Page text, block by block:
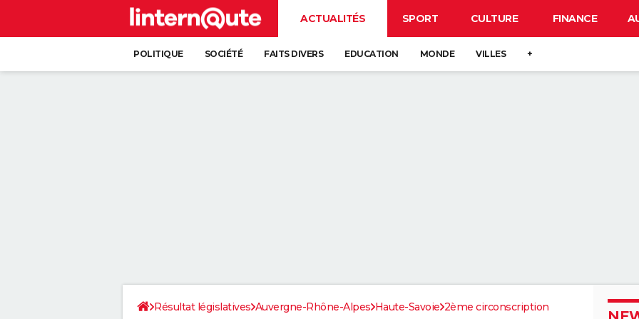
ACTUALITÉS SPORT CULTURE FINANCE
POLITIQUE SOCIÉTÉ FAITS DIVERS EDUCATION MONDE VILLES +
Résultat législatives Auvergne-Rhône-Alpes Haute-Savoie 2ème circonscription